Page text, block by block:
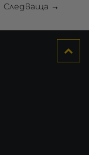
Следваща →